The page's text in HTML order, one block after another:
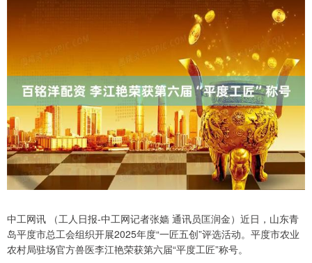
中工网讯 （工人日报-中工网记者张嫱 通讯员匡润金）近日，山东青
岛平度市总工会组织开展2025年度“一匠五创”评选活动。平度市农业
农村局驻场官方兽医李江艳荣获第六届“平度工匠”称号。